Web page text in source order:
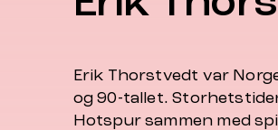
Erik Thorstvedt var
og 90-tallet.
Hotspur sammen med